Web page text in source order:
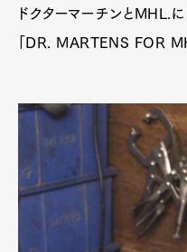
Art&Design
Product
ドクターマーチンとMHL.
「DR. MARTENS FOR